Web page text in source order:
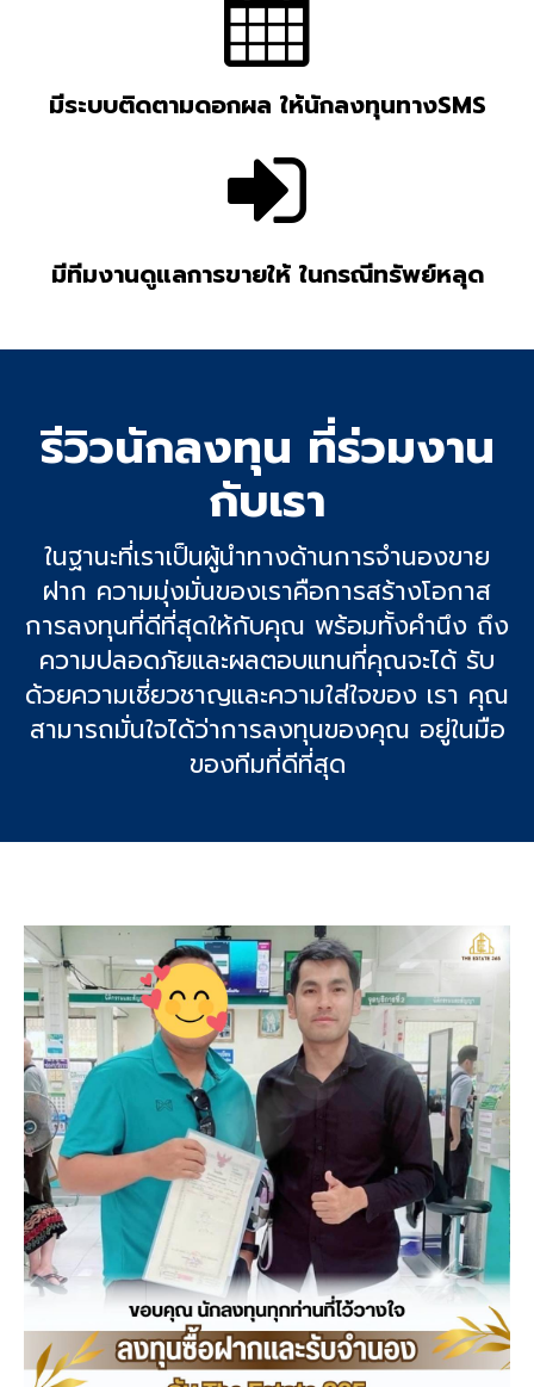
มีระบบติดตามดอกผล ให้นักลงทุนทางSMS
มีทีมงานดูแลการขายให้ ในกรณีทรัพย์หลุด
รีวิวนักลงทุน ที่ร่วมงาน
กับเรา
ในฐานะที่เราเป็นผู้นําทางด้านการจํานองขาย
ฝาก ความมุ่งมั่นของเราคือการสร้างโอกาส
การลงทุนที่ดีที่สุดให้กับคุณ พร้อมทั้งคํานึง ถึง
ความปลอดภัยและผลตอบแทนที่คุณจะได้ รับ
ด้วยความเชี่ยวชาญและความใส่ใจของ เรา คุณ
สามารถมั่นใจได้ว่าการลงทุนของคุณ อยู่ในมือ
ของทีมที่ดีที่สุด